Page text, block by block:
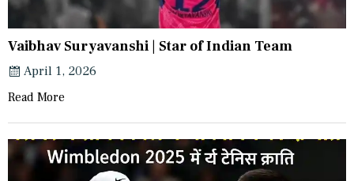
Vaibhav Suryavanshi | Star of Indian Team
April 1, 2026
Read More